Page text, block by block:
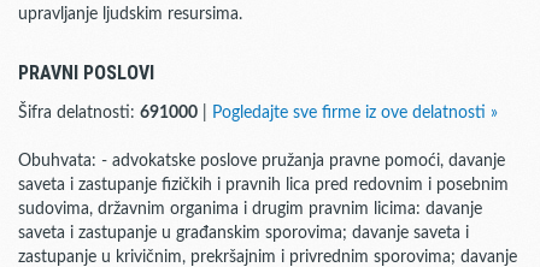
upravljanje ljudskim resursima.
PRAVNI POSLOVI
Šifra delatnosti: 691000 Pogledajte sve firme iz ove delatnosti »
Obuhvata: - advokatske poslove pružanja pravne pomoći, davanje
saveta i zastupanje fizičkih i pravnih lica pred redovnim i posebnim
sudovima, državnim organima i drugim pravnim licima: davanje
saveta i zastupanje u građanskim sporovima; davanje saveta i
zastupanje u krivičnim, prekršajnim i privrednim sporovima; davanje